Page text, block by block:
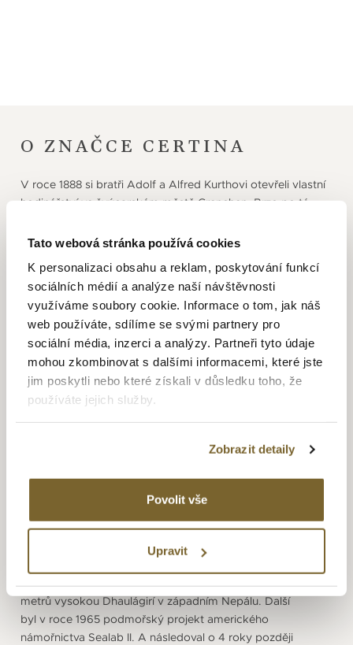
Tato webová stránka používá cookies
K personalizaci obsahu a reklam, poskytování funkcí
sociálních médií a analýze naší návštěvnosti
využíváme soubory cookie. Informace o tom, jak náš
web používáte, sdílíme se svými partnery pro
sociální média, inzerci a analýzy. Partneři tyto údaje
mohou zkombinovat s dalšími informacemi, které jste
jim poskytli nebo které získali v důsledku toho, že
používáte jejich služby.
Zobrazit detaily
Povolit vše
Upravit
O ZNAČCE CERTINA
V roce 1888 si bratři Adolf a Alfred Kurthovi otevřeli vlastní
hodinářství ve švýcarském městě Grenchen. Brzo po té
do kompletní výroby hodinek, které vznikaly v přístavbě
produkty název Grana a díky vysoké kvalitě hodinek
obchod vzkvétal a v 30. letech začali používat značku
Certina. Ta byla roku 1939 oficiálně registrována a od roku
1949 používaná jako jediný název značky. Ve dvacátých
letech se ke společnosti přidávají také Alfredovi synové
Erwin a Hans. Velkým přelomem je rok 1959 kdy firma
zavedla koncept DS u hodinek a nový symbol – želvu.
Jedná se o automatické hodinky extrémně odolné proti
nárazu (strojek je "zavěšený" uvnitř vysoce zpevněného
inovativní kombinaci těsnění a materiálů. Nastavuje
hodinek. Želví krunýř je symbolem robustnosti a odolnosti –
Jsou to vlastnosti, kterými se bez výjimky vyznačují
všechny hodinky Certina. Výjimečná odolnost hodinek
expedice do Himalájí a to první úspěšný výstup na 8 167
metrů vysokou Dhaulágirí v západním Nepálu. Další
byl v roce 1965 podmořský projekt amerického
námořnictva Sealab II. A následoval o 4 roky později